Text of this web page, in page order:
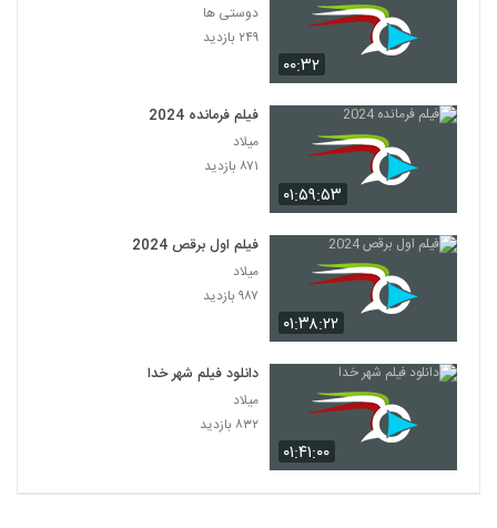
۰۰:۳۲
دوستی ها
۲۴۹ بازدید
۰۱:۵۹:۵۳
فیلم فرمانده 2024
میلاد
۸۷۱ بازدید
۰۱:۳۸:۲۲
فیلم اول برقص 2024
میلاد
۹۸۷ بازدید
۰۱:۴۱:۰۰
دانلود فیلم شهر خدا
میلاد
۸۳۲ بازدید